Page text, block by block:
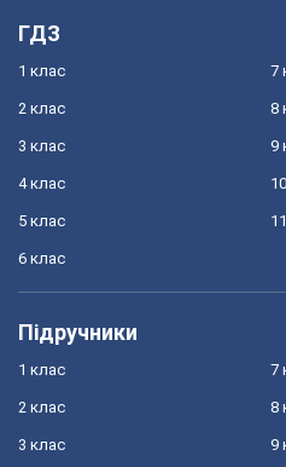
ГДЗ
1 клас
2 клас
3 клас
4 клас
5 клас
6 клас
7
8
9
Підручники
1 клас
2 клас
3 клас
7
8
9